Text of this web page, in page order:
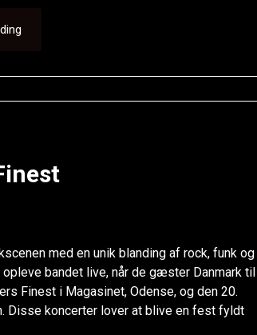
med en unik blanding af rock, funk og
bandet live, når de gæster Danmark til
Finest i Magasinet, Odense, og den 20.
Disse koncerter lover at blive en fest fyldt